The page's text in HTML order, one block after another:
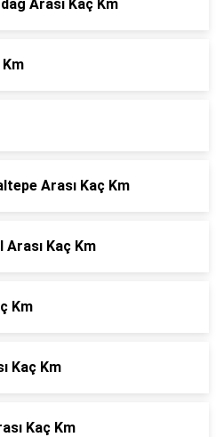
Arası Kaç Km
Arası Kaç Km
Arası Kaç Km
Km
Kaç Km
Kaç Km